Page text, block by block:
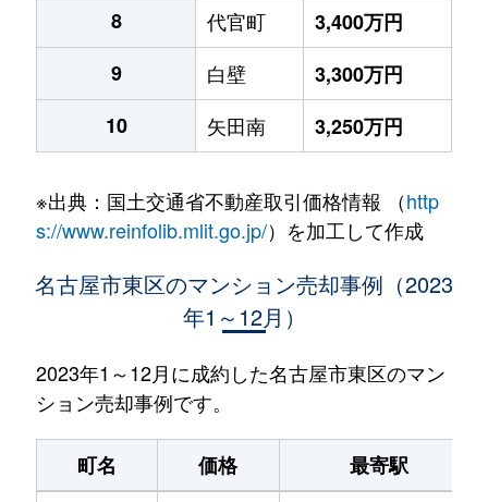
8
代官町
3,400万円
9
白壁
3,300万円
10
矢田南 3,250万円
※出典：国土交通省不動産取引価格情報 （http
s://www.reinfolib.mlit.go.jp/）を加工して作成
名古屋市東区のマンション売却事例（2023
年1～12月）
2023年1～12月に成約した名古屋市東区のマン
ション売却事例です。
町名 価格
最寄駅